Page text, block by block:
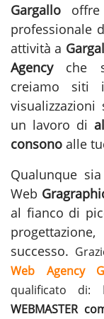
Gargallo
professionale
attività a
Agencyche
creiamo siti
un lavoro di
consono alle
Qualunque
Web
al fianco di
successo.
Web Agency
qualificato di:
WEBMASTER